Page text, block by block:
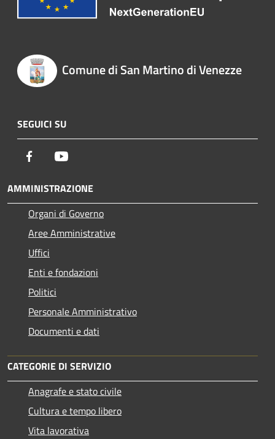
Comune di San Martino di Venezze
SEGUICI SU
Facebook
AMMINISTRAZIONE
Organi di Governo
Aree Amministrative
Uffici
Enti e fondazioni
Politici
Personale Amministrativo
Documenti e dati
CATEGORIE DI SERVIZIO
Anagrafe e stato civile
Cultura e tempo libero
Vita lavorativa